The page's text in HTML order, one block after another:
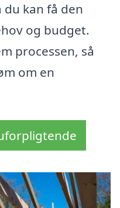
du kan få den
og budget.
processen, så
om en